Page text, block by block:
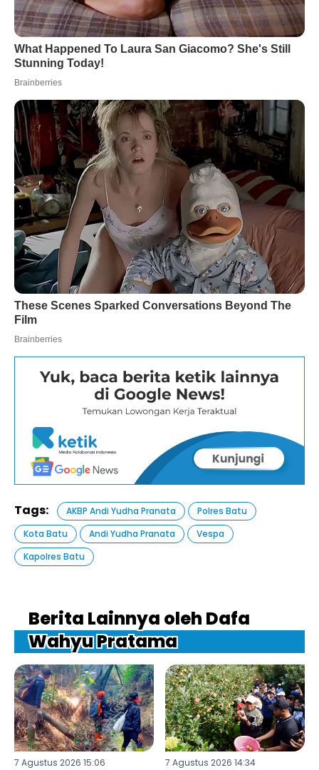
Tags: AKBP Andi Yudha Pranata
Polres Batu
Kota Batu
Andi Yudha Pranata
Vespa
Kapolres Batu
Berita Lainnya oleh Dafa
Wahyu Pratama
7 Agustus 2026 15:06 7 Agustus 2026 14:34